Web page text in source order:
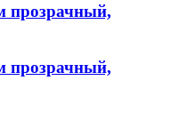
прозрачный,
прозрачный,